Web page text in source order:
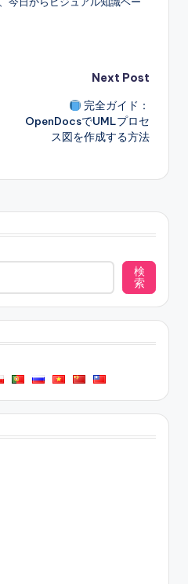
Next Post
完全ガイド：
OpenDocsでUMLプロセ
ス図を作成する方法
検
索